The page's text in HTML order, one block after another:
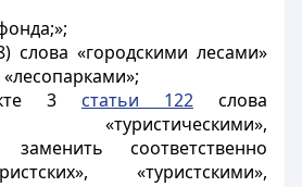
слова «городскими лесами»
3 статьи 122слова
«туристическими»,
заменить соответственно
«туристскими»,